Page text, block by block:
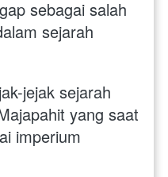
sebagai salah
sejarah
jejak sejarah
yang saat
imperium